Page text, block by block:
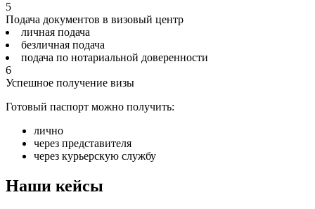
5
Подача документов в визовый центр
личная подача
безличная подача
подача по нотариальной доверенности
6
Успешное получение визы
Готовый паспорт можно получить:
лично
через представителя
через курьерскую службу
Наши кейсы